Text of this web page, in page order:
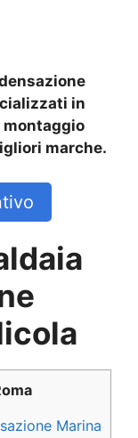
in
montaggio
marche.
Marina